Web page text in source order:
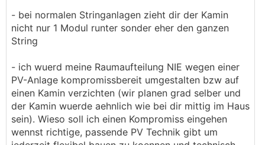
Lösung für den Blackout. Denn damit kannst über
einen Ofen zumindest einen Raum im Haus
heizen, dafür benötigt man keinen Strom. Wir
auch kochen kann (was meine Frau auch ohne
Zwanglage immer wieder gerne nutzt). Und dann
wird im WohnEsszimmer eben ein Matratzenlager
eingerichtet und fertig.
Bei der Vorsorge vor einem Blackout sind ganz
- bei normalen Stringanlagen zieht dir der Kamin
nicht nur 1 Modul runter sonder eher den ganzen
String
- ich wuerd meine Raumaufteilung NIE wegen einer
PV-Anlage kompromissbereit umgestalten bzw auf
einen Kamin verzichten (wir planen grad selber und
der Kamin wuerde aehnlich wie bei dir mittig im Haus
sein). Wieso soll ich einen Kompromiss eingehen
wennst richtige, passende PV Technik gibt um